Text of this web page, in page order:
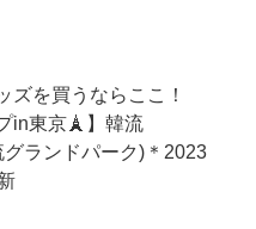
ズを買うならここ！
in東京🗼】韓流
ランドパーク)＊2023